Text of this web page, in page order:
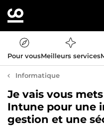
Pour vousMeilleurs services
Informatique
Je vais vous
Intune pour une
gestion et une